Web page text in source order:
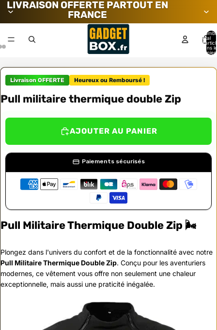
LIVRAISON OFFERTE PARTOUT EN
FRANCE
total
dans le
Livraison OFFERTE Heureux ou Remboursé !
Pull militaire thermique double Zip
AJOUTER AU PANIER
Paiements sécurisés
Pull Militaire Thermique Double Zip 🌬️
Plongez dans l'univers du confort et de la fonctionnalité avec notre
Pull Militaire Thermique Double Zip. Conçu pour les aventuriers
modernes, ce vêtement vous offre non seulement une chaleur
exceptionnelle, mais aussi une praticité inégalée.